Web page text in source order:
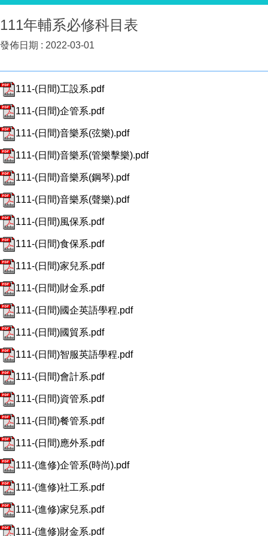
111年輔系必修科目表
發佈日期 : 2022-03-01
111-(日間)工設系.pdf
111-(日間)企管系.pdf
111-(日間)音樂系(弦樂).pdf
111-(日間)音樂系(管樂擊樂).pdf
111-(日間)音樂系(鋼琴).pdf
111-(日間)音樂系(聲樂).pdf
111-(日間)風保系.pdf
111-(日間)食保系.pdf
111-(日間)家兒系.pdf
111-(日間)財金系.pdf
111-(日間)國企英語學程.pdf
111-(日間)國貿系.pdf
111-(日間)智服英語學程.pdf
111-(日間)會計系.pdf
111-(日間)資管系.pdf
111-(日間)餐管系.pdf
111-(日間)應外系.pdf
111-(進修)企管系(時尚).pdf
111-(進修)社工系.pdf
111-(進修)家兒系.pdf
111-(進修)財金系.pdf